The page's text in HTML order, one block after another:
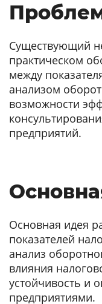
Существующий
практическом
между
анализом
возможности
предприятий.
Основная идея
показателей
анализ
влияния
устойчивость и
предприятиями.